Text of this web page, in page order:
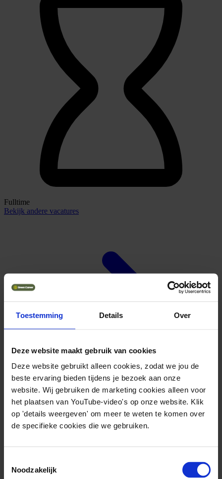
Toestemming Details Over
Deze website maakt gebruik van cookies
Deze website gebruikt alleen cookies, zodat we jou de
beste ervaring bieden tijdens je bezoek aan onze
website. Wij gebruiken de marketing cookies alleen voor
het plaatsen van YouTube-video's op onze website. Klik
op 'details weergeven' om meer te weten te komen over
de specifieke cookies die we gebruiken.
Noodzakelijk
Fulltime
Bekijk andere vacatures
Geuniformeerd